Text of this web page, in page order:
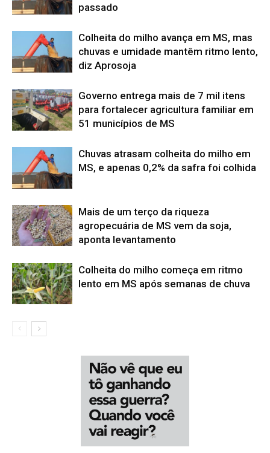
passado
Colheita do milho avança em MS, mas
chuvas e umidade mantêm ritmo lento,
diz Aprosoja
Governo entrega mais de 7 mil itens
para fortalecer agricultura familiar em
51 municípios de MS
Chuvas atrasam colheita do milho em
MS, e apenas 0,2% da safra foi colhida
Mais de um terço da riqueza
agropecuária de MS vem da soja,
aponta levantamento
Colheita do milho começa em ritmo
lento em MS após semanas de chuva